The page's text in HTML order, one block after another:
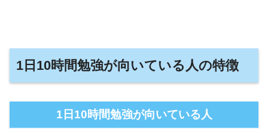
1日10時間勉強が向いている人の特徴
1日10時間勉強が向いている人